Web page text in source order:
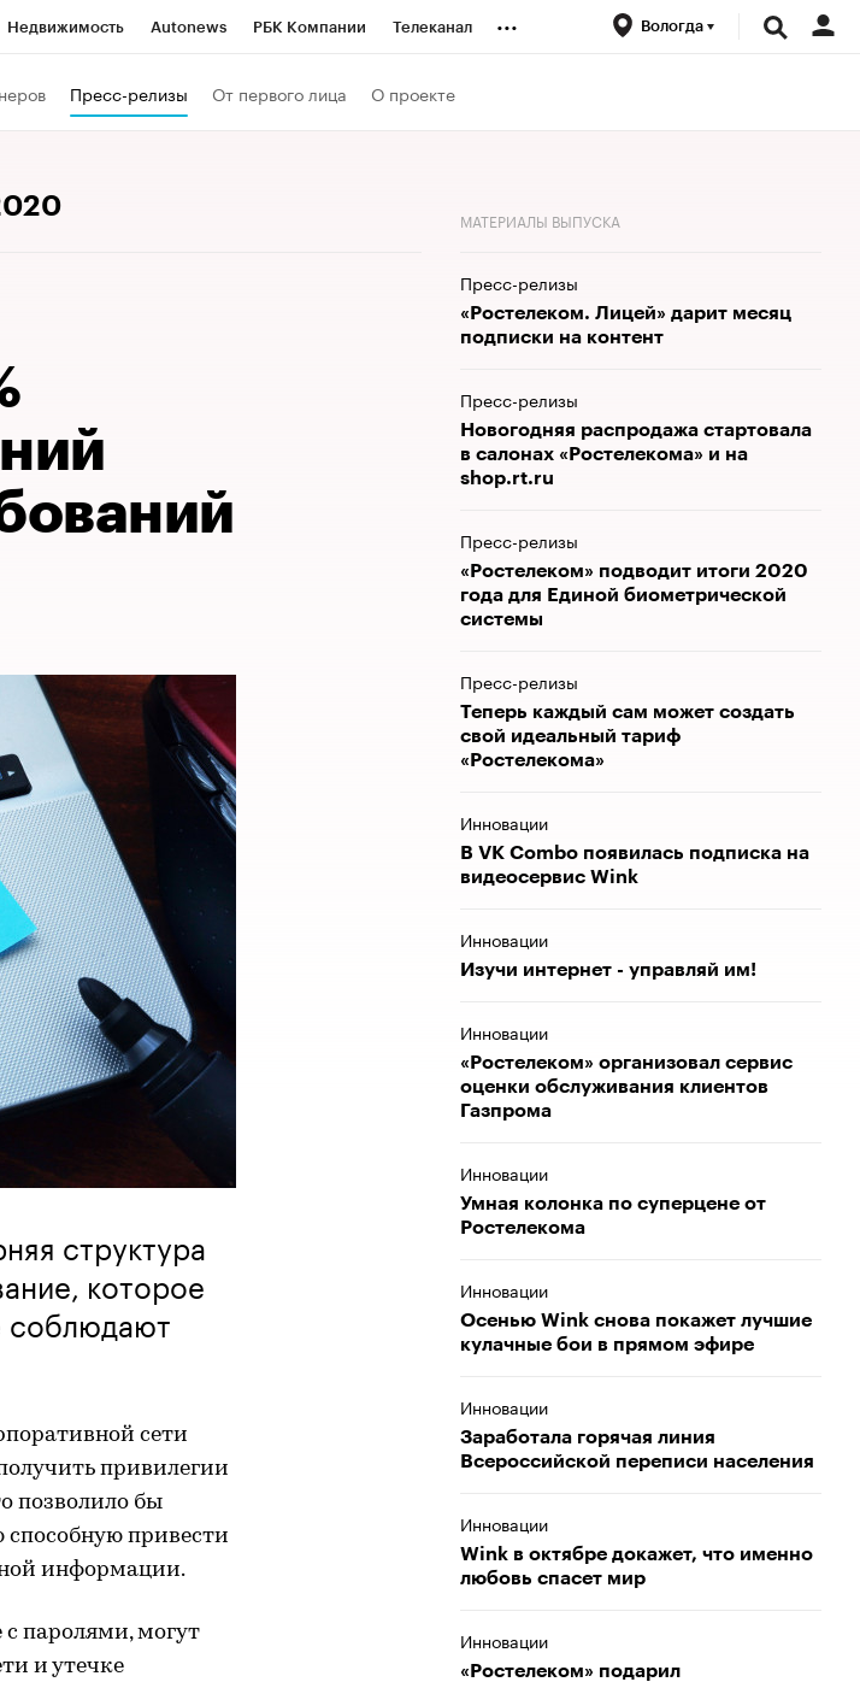
Недвижимость Autonews РБК Компании Телеканал ... Вологда
Пресс-релизы От первого лица О проекте
структура
которое
соблюдают
сети
привилегии
позволило бы
способную привести
информации.
паролями, могут
и утечке
МАТЕРИАЛЫ ВЫПУСКА
Пресс-релизы
«Ростелеком. Лицей» дарит месяц
подписки на контент
Пресс-релизы
Новогодняя распродажа стартовала
в салонах «Ростелекома» и на
shop.rt.ru
Пресс-релизы
«Ростелеком» подводит итоги 2020
года для Единой биометрической
системы
Пресс-релизы
Теперь каждый сам может создать
свой идеальный тариф
«Ростелекома»
Инновации
В VK Combo появилась подписка на
видеосервис Wink
Инновации
Изучи интернет - управляй им!
Инновации
«Ростелеком» организовал сервис
оценки обслуживания клиентов
Газпрома
Инновации
Умная колонка по суперцене от
Ростелекома
Инновации
Осенью Wink снова покажет лучшие
кулачные бои в прямом эфире
Инновации
Заработала горячая линия
Всероссийской переписи населения
Инновации
Wink в октябре докажет, что именно
любовь спасет мир
Инновации
«Ростелеком» подарил